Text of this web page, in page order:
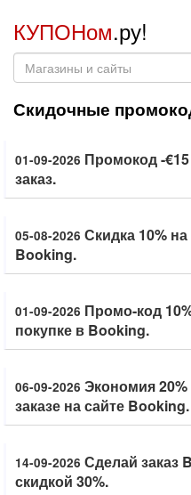
КУПОНом.ру!
Скидочные
01-09-2026 Промокод -
заказ.
05-08-2026 Скидка 10%
Booking.
01-09-2026 Промо-код
покупке в Booking.
06-09-2026 Экономия
заказе на сайте Booking.
14-09-2026 Сделай заказ
скидкой 30%.